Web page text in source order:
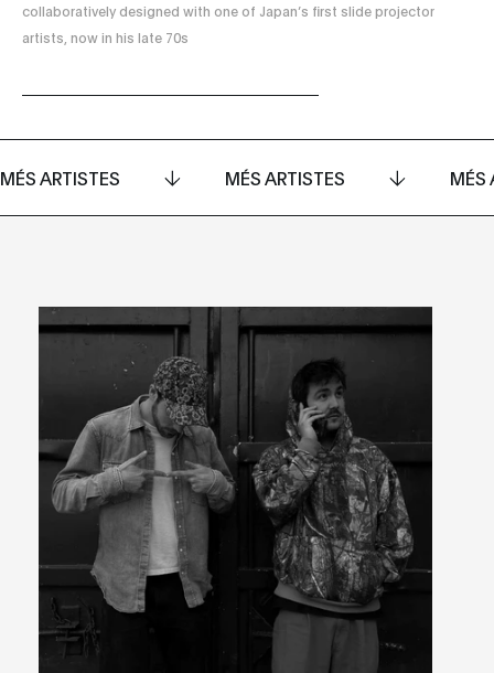
collaboratively designed with one of Japan’s first slide projector
artists, now in his late 70s
MÉS ARTISTES MÉS ARTISTES MÉS